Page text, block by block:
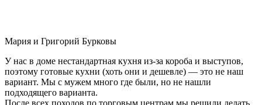
Мария и Григорий Бурковы
У нас в доме нестандартная кухня из-за короба и выступов,
поэтому готовые кухни (хоть они и дешевле) — это не наш
вариант. Мы с мужем много где были, но не нашли
подходящего варианта.
После всех походов по торговым центрам мы решили делать